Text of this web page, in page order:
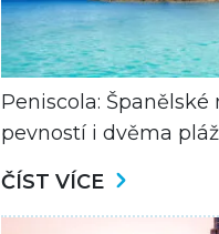
Peniscola:
pevností i dvěma
ČÍST VÍCE